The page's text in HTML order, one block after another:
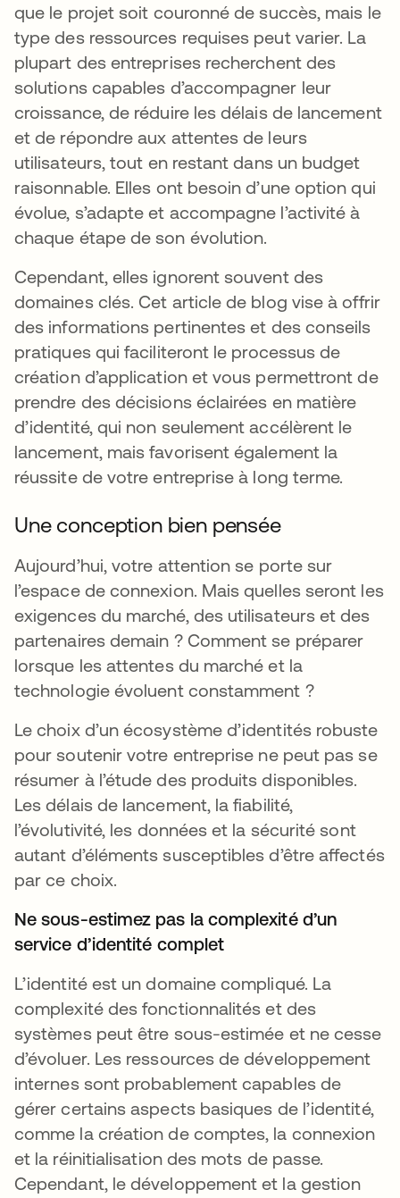
que le projet soit couronné de succès, mais le
type des ressources requises peut varier. La
plupart des entreprises recherchent des
solutions capables d’accompagner leur
croissance, de réduire les délais de lancement
et de répondre aux attentes de leurs
utilisateurs, tout en restant dans un budget
raisonnable. Elles ont besoin d’une option qui
évolue, s’adapte et accompagne l’activité à
chaque étape de son évolution.
Cependant, elles ignorent souvent des
domaines clés. Cet article de blog vise à offrir
des informations pertinentes et des conseils
pratiques qui faciliteront le processus de
création d’application et vous permettront de
prendre des décisions éclairées en matière
d’identité, qui non seulement accélèrent le
lancement, mais favorisent également la
réussite de votre entreprise à long terme.
Une conception bien pensée
Aujourd’hui, votre attention se porte sur
l’espace de connexion. Mais quelles seront les
exigences du marché, des utilisateurs et des
partenaires demain ? Comment se préparer
lorsque les attentes du marché et la
technologie évoluent constamment ?
Le choix d’un écosystème d’identités robuste
pour soutenir votre entreprise ne peut pas se
résumer à l’étude des produits disponibles.
Les délais de lancement, la fiabilité,
l’évolutivité, les données et la sécurité sont
autant d’éléments susceptibles d’être affectés
par ce choix.
Ne sous-estimez pas la complexité d’un
service d’identité complet
L’identité est un domaine compliqué. La
complexité des fonctionnalités et des
systèmes peut être sous-estimée et ne cesse
d’évoluer. Les ressources de développement
internes sont probablement capables de
gérer certains aspects basiques de l’identité,
comme la création de comptes, la connexion
et la réinitialisation des mots de passe.
Cependant, le développement et la gestion